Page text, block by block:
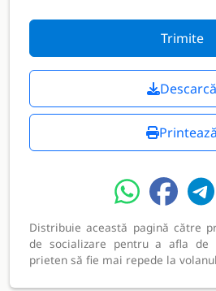
Trimite
Descarcă
Printează
Distribuie această pagină către
de socializare pentru a afla de
prieten să fie mai repede la